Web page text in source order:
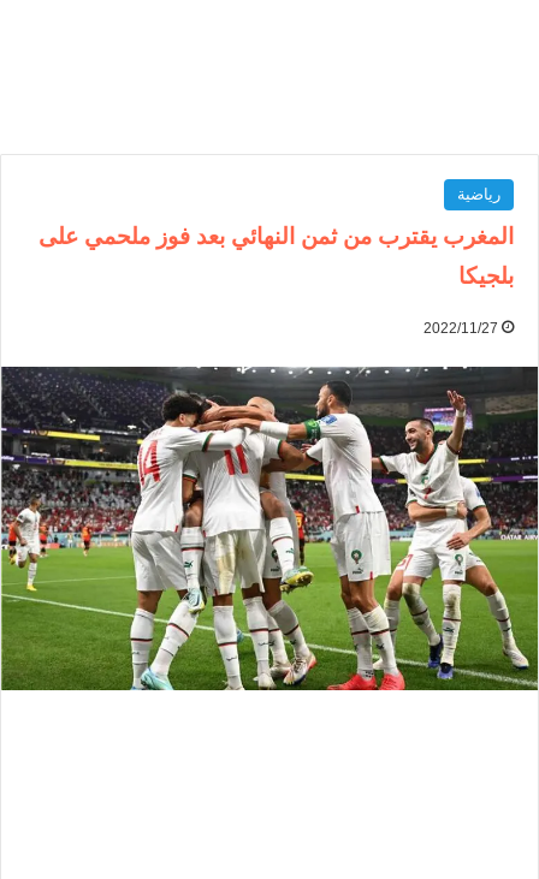
رياضية
المغرب يقترب من ثمن النهائي بعد فوز ملحمي على
بلجيكا
2022/11/27